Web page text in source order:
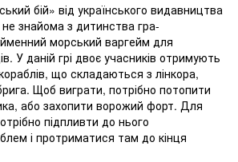
бій» від українського видавництва
знайома з дитинства гра-
морський варгейм для
У даній грі двоє учасників отримують
що складаються з лінкора,
Щоб виграти, потрібно потопити
або захопити ворожий форт. Для
підпливти до нього
і протриматися там до кінця